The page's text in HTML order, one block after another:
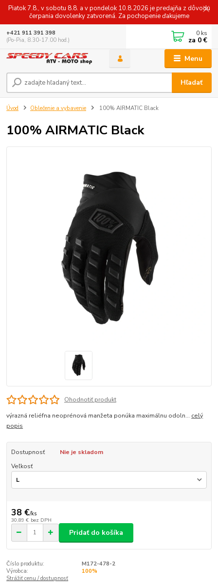
Piatok 7.8., v sobotu 8.8. a v pondelok 10.8.2026 je predajňa z dôvodu
čerpania dovolenky zatvorená. Za pochopenie ďakujeme
Menu
Hľadať
+421 911 391 398
(Po-Pia, 8.30-17.00 hod.)
0 ks
za 0 €
Úvod Oblečenie a vybavenie 100% AIRMATIC Black
100% AIRMATIC Black
Ohodnotiť produkt
výrazná reliéfna neoprénová manžeta ponúka maximálnu odoln... celý
popis
Dostupnosť
Nie je skladom
Veľkosť
38 €/ks
30,89 € bez DPH
Pridať do košíka
Číslo produktu:
M172-478-2
Výrobca:
100%
Strážiť cenu / dostupnosť